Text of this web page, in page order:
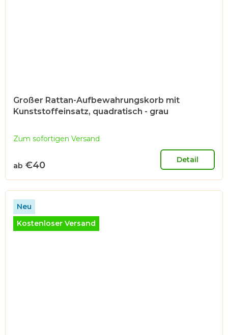
Großer Rattan-Aufbewahrungskorb mit
Kunststoffeinsatz, quadratisch - grau
Zum sofortigen Versand
ab €40 Detail
Neu
Kostenloser Versand